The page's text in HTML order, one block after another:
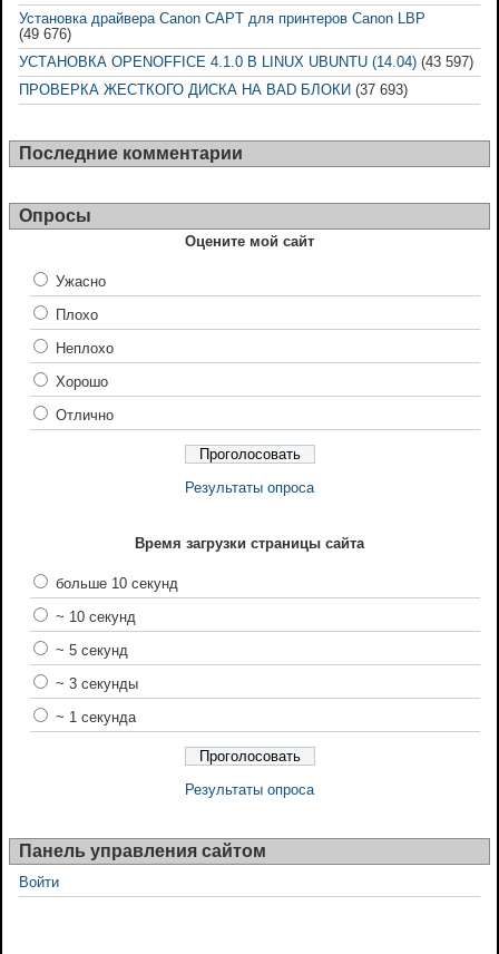
Установка драйвера Canon CAPT для принтеров Canon LBP
(49 676)
УСТАНОВКА OPENOFFICE 4.1.0 В LINUX UBUNTU (14.04) (43 597)
ПРОВЕРКА ЖЕСТКОГО ДИСКА НА BAD БЛОКИ (37 693)
Последние комментарии
Опросы
Оцените мой сайт
Ужасно
Плохо
Неплохо
Хорошо
Отлично
Результаты опроса
Время загрузки страницы сайта
больше 10 секунд
~ 10 секунд
~ 5 секунд
~ 3 секунды
~ 1 секунда
Результаты опроса
Панель управления сайтом
Войти